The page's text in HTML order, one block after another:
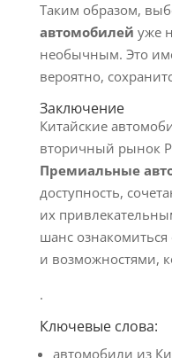
Таким образом,
автомобилей уже
необычным. Это
вероятно,
Заключение
Китайские
вторичный рынок
Премиальные
доступность,
их
шанс
и возможностями,
.
Ключевые слова:
автомобили из